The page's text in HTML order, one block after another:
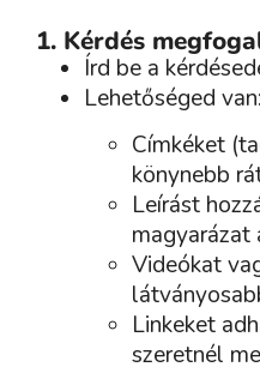
1. Kérdés
Írd be a
Lehetőséged van:
Címkéket
könynebb
Leírást
magyarázat
Videókat
Linkeket
szeretnél